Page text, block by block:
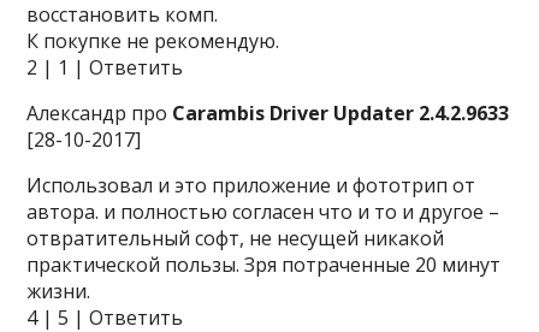
восстановить комп.
К покупке не рекомендую.
2 | 1 | Ответить
Александр про Carambis Driver Updater 2.4.2.9633
[28-10-2017]
Использовал и это приложение и фототрип от
автора. и полностью согласен что и то и другое –
отвратительный софт, не несущей никакой
практической пользы. Зря потраченные 20 минут
жизни.
4 | 5 | Ответить